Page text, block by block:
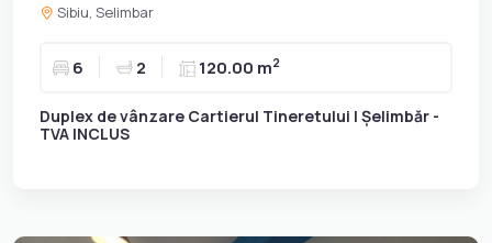
Sibiu, Selimbar
6 2 120.00 m2
Duplex de vânzare Cartierul Tineretului | Șelimbăr -
TVA INCLUS